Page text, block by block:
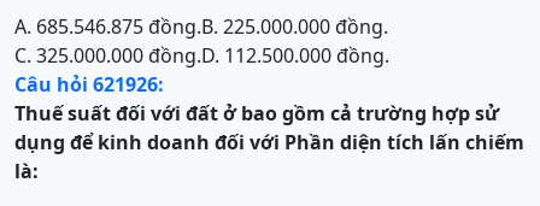
A. 685.546.875 đồng.B. 225.000.000 đồng.
C. 325.000.000 đồng.D. 112.500.000 đồng.
Câu hỏi 621926:
Thuế suất đối với đất ở bao gồm cả trường hợp sử
dụng để kinh doanh đối với Phần diện tích lấn chiếm
là: